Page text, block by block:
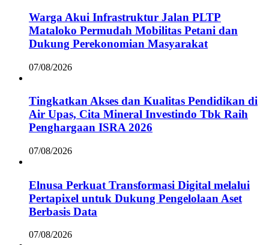
Warga Akui Infrastruktur Jalan PLTP
Mataloko Permudah Mobilitas Petani dan
Dukung Perekonomian Masyarakat
07/08/2026
Tingkatkan Akses dan Kualitas Pendidikan di
Air Upas, Cita Mineral Investindo Tbk Raih
Penghargaan ISRA 2026
07/08/2026
Elnusa Perkuat Transformasi Digital melalui
Pertapixel untuk Dukung Pengelolaan Aset
Berbasis Data
07/08/2026